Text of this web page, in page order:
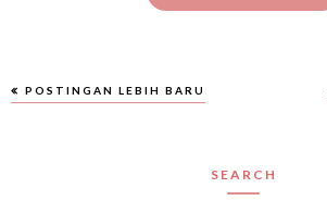
POSTINGAN LEBIH BARU
SEARCH